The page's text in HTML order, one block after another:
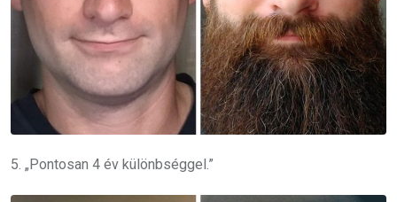
5. „Pontosan 4 év különbséggel.”